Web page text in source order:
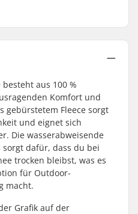
besteht aus 100 %
Komfort und
gebürstetem Fleece sorgt
und eignet sich
Die wasserabweisende
dafür, dass du bei
trocken bleibst, was es
für Outdoor-
macht.
Grafik auf der